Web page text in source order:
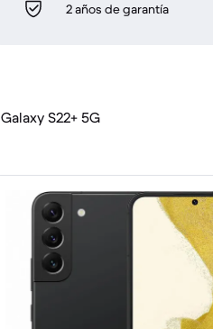
2 años de garantía
Galaxy S22+ 5G